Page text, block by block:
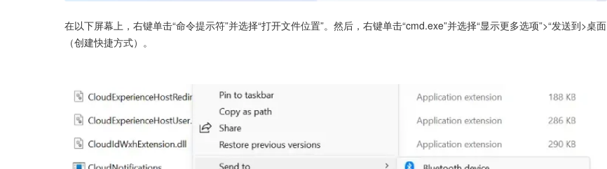
在以下屏幕上，右键单击“命令提示符”并选择“打开文件位置”。然后，右键单击“cmd.exe”并选择“显示更多选项”>“发送到>桌面
（创建快捷方式）。